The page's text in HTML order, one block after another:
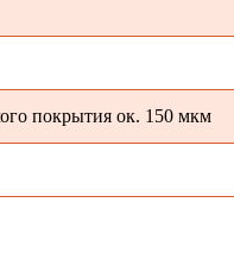
покрытия ок. 150 мкм